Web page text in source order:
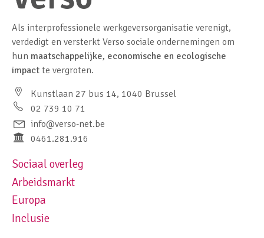
Als interprofessionele werkgeversorganisatie verenigt,
verdedigt en versterkt Verso sociale ondernemingen om
hun maatschappelijke, economische en ecologische
impact te vergroten.
Kunstlaan 27 bus 14, 1040 Brussel
02 739 10 71
info@verso-net.be
0461.281.916
Footer navigation left
Sociaal overleg
Arbeidsmarkt
Europa
Inclusie